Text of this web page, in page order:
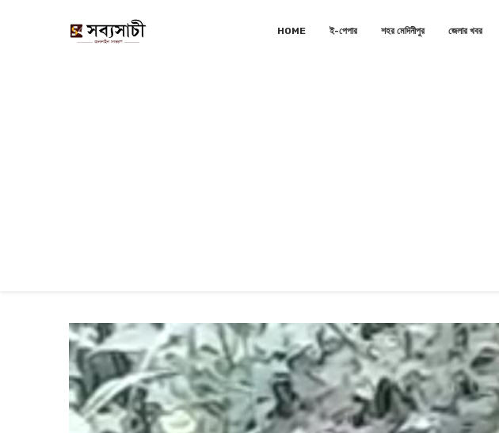
HOME ই-পেপার শহর মেদিনীপুর জেলার খবর